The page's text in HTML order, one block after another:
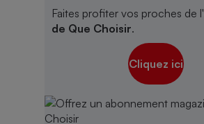
Faites profiter vos proches de l'
de Que Choisir.
Cliquez ici